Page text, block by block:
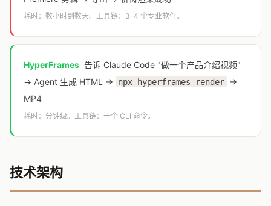
耗时：数小时到数天。工具链：3-4 个专业软件。
HyperFrames 告诉 Claude Code "做一个产品介绍视频"
→ Agent 生成 HTML →
npx hyperframes render →
MP4
耗时：分钟级。工具链：一个 CLI 命令。
技术架构